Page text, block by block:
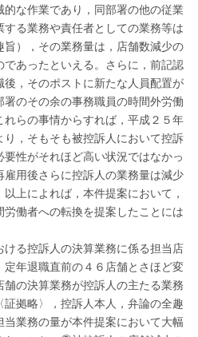
な作業であり，同部署の他の従業
る業務や責任者としての業務等は
），その業務量は，店舗数減少の
あったといえる。さらに，前記認
，そのポストに新たな人員配置が
のその余の事務職員の時間外労働
れらの事情からすれば，平成２５年
，そもそも被控訴人において控訴
性がそれほど高い状況ではなかっ
用後さらに控訴人の業務量は減少
上によれば，本件提案において，
働者への転換を提案したことには
る控訴人の決算業務に係る担当店
年退職直前の４６店舗とさほど変
の決算業務が控訴人の主たる業務
拠略〉，控訴人本人，弁論の全趣
業務の量が本件提案において大幅